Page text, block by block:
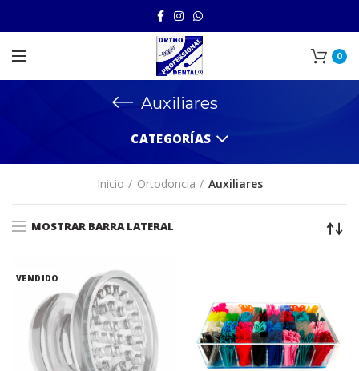
0
Auxiliares
CATEGORÍAS
Inicio Ortodoncia Auxiliares
MOSTRAR BARRA LATERAL
VENDIDO